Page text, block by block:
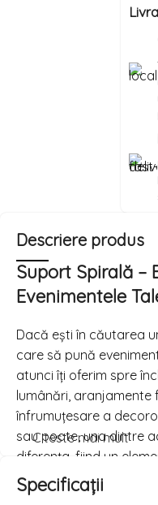
Descriere produs
Suport Spirală –
Evenimentele
Dacă ești în căutarea
care să pună
atunci îți oferim spre
lumânări, aranjamente
înfrumuțesare a
sau poate, una dintre
diferența, fiind un
suprinzător care nu
dar poate atrage
Citeste mai mult
Specificații